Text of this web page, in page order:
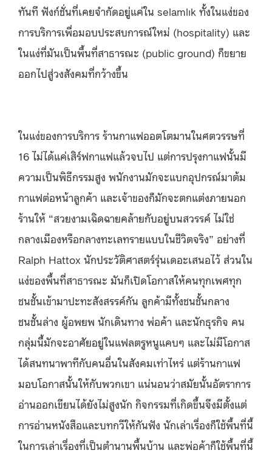
ทันที ฟังก์ชั่นที่เคยจำกัดอยู่แค่ใน selamlık ทั้งในแง่ของ
การบริการเพื่อมอบประสบการณ์ใหม่ (hospitality) และ
ในแง่ที่มันเป็นพื้นที่สาธารณะ (public ground) ก็ขยาย
ออกไปสู่วงสังคมที่กว้างขึ้น
ในแง่ของการบริการ ร้านกาแฟออตโตมานในศตวรรษที่
16 ไม่ได้แค่เสิร์ฟกาแฟแล้วจบไป แต่การปรุงกาแฟนั้นมี
ความเป็นพิธีกรรมสูง พนักงานมักจะแบกอุปกรณ์มาต้ม
กาแฟต่อหน้าลูกค้า และเจ้าของก็มักจะตกแต่งภายนอก
ร้านให้ “สวยงามเฉิดฉายคล้ายกับอยู่บนสวรรค์ ไม่ใช่
กลางเมืองหรือกลางทะเลทรายแบบในชีวิตจริง” อย่างที่
Ralph Hattox นักประวัติศาสตร์รุ่นเดอะเสนอไว้ ส่วนใน
แง่ของพื้นที่สาธารณะ มันก็เปิดโอกาสให้คนทุกเพศทุก
ชนชั้นเข้ามาปะทะสังสรรค์กัน ลูกค้ามีทั้งชนชั้นกลาง
ชนชั้นล่าง ผู้อพยพ นักเดินทาง พ่อค้า และนักธุรกิจ คน
กลุ่มนี้มักจะอาศัยอยู่ในแฟลตรูหนูแคบๆ และไม่มีโอกาส
ได้สนทนาพาทีกับคนอื่นในสังคมเท่าไหร่ แต่ร้านกาแฟ
มอบโอกาสนั้นให้กับพวกเขา แน่นอนว่าสมัยนั้นอัตราการ
อ่านออกเขียนได้ยังไม่สูงนัก กิจกรรมที่เกิดขึ้นจึงมีตั้งแต่
การอ่านหนังสือและบทกวีให้กันฟัง นักเล่าเรื่องก็ใช้พื้นที่นี้
ในการเล่าเรื่องที่เป็นตำนานพื้นบ้าน และพ่อค้าก็ใช้พื้นที่นี้